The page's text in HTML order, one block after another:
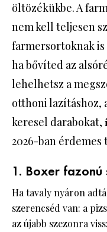
öltözékükbe. A
nem kell teljesen
farmersortoknak is
ha bővíted az
lehelhetsz a
otthoni lazításhoz,
keresel darabokat,
2026-ban érdemes
1. Boxer fazonú
Ha tavaly nyáron
szerencséd van: a
az újabb szezonra